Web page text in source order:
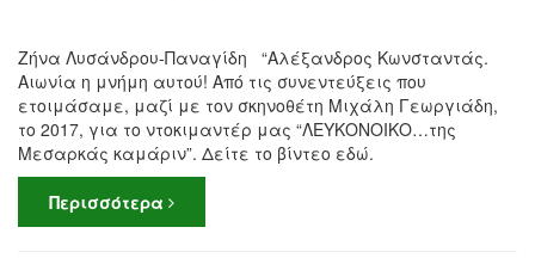
Ζήνα Λυσάνδρου-Παναγίδη “Αλέξανδρος Κωνσταντάς.
Αιωνία η μνήμη αυτού! Από τις συνεντεύξεις που
ετοιμάσαμε, μαζί με τον σκηνοθέτη Μιχάλη Γεωργιάδη,
το 2017, για το ντοκιμαντέρ μας “ΛΕΥΚΟΝΟΙΚΟ…της
Μεσαρκάς καμάριν”. Δείτε το βίντεο εδώ.
Περισσότερα